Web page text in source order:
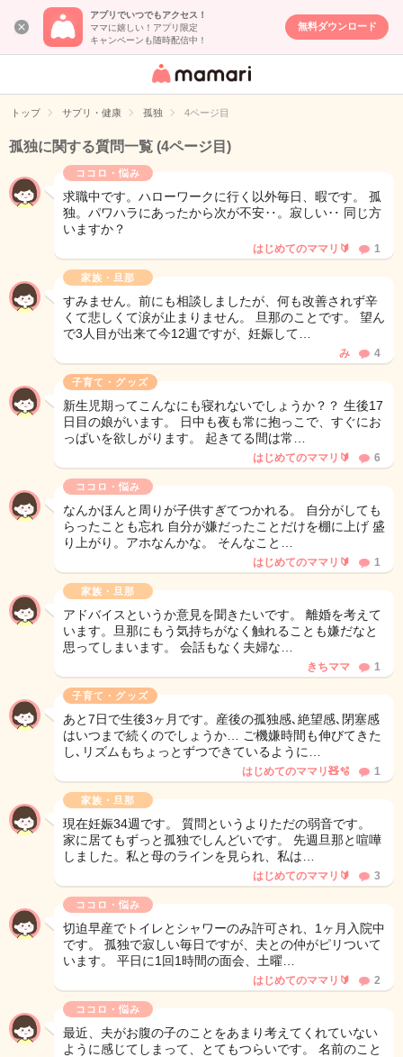
アプリでいつでもアクセス！
ママに嬉しい！アプリ限定
キャンペーンも随時配信中！
無料ダウンロード
女性専用匿名QA
イト
トップ サプリ・健康 孤独 4ページ目
孤独に関する質問一覧 (4ページ目)
ココロ・悩み
求職中です。ハローワークに行く以外毎日、暇です。 孤
独。パワハラにあったから次が不安‥。寂しい‥ 同じ方
いますか？
はじめてのママリ🔰 1
家族・旦那
すみません。前にも相談しましたが、何も改善されず辛
くて悲しくて涙が止まりません。 旦那のことです。 望ん
で3人目が出来て今12週ですが、妊娠して…
み 4
子育て・グッズ
新生児期ってこんなにも寝れないでしょうか？？ 生後17
日目の娘がいます。 日中も夜も常に抱っこで、すぐにお
っぱいを欲しがります。 起きてる間は常…
はじめてのママリ🔰 6
ココロ・悩み
なんかほんと周りが子供すぎてつかれる。 自分がしても
らったことも忘れ 自分が嫌だったことだけを棚に上げ 盛
り上がり。アホなんかな。 そんなこと…
はじめてのママリ🔰 1
家族・旦那
アドバイスというか意見を聞きたいです。 離婚を考えて
います。旦那にもう気持ちがなく触れることも嫌だなと
思ってしまいます。 会話もなく夫婦な…
きちママ 1
子育て・グッズ
あと7日で生後3ヶ月です。産後の孤独感､絶望感､閉塞感
はいつまで続くのでしょうか… ご機嫌時間も伸びてきた
し､リズムもちょっとずつできているように…
はじめてのママリ🧸🫧 1
家族・旦那
現在妊娠34週です。 質問というよりただの弱音です。
家に居てもずっと孤独でしんどいです。 先週旦那と喧嘩
しました。私と母のラインを見られ、私は…
はじめてのママリ🔰 3
ココロ・悩み
切迫早産でトイレとシャワーのみ許可され、1ヶ月入院中
です。 孤独で寂しい毎日ですが、夫との仲がピリついて
います。 平日に1回1時間の面会、土曜…
はじめてのママリ🔰 2
ココロ・悩み
最近、夫がお腹の子のことをあまり考えてくれていない
ように感じてしまって、とてもつらいです。 名前のこと